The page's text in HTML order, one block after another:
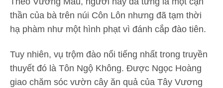
thần của bà trên núi Côn Lôn nhưng đã tạm thời
hạ phàm như một hình phạt vì đánh cắp đào tiên.
Tuy nhiên, vụ trộm đào nổi tiếng nhất trong truyền
thuyết đó là Tôn Ngộ Không. Được Ngọc Hoàng
giao chăm sóc vườn cây ăn quả của Tây Vương